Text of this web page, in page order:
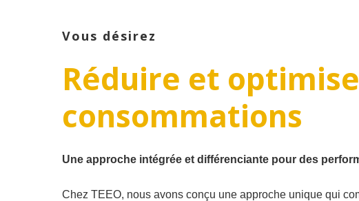
Vous désirez
Réduire et
consommations
Une approche intégrée et différenciante pour des
Chez TEEO, nous avons conçu une approche unique qui